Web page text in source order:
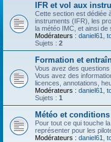
IFR et vol aux
Cette section est dédiée
instruments (IFR), les
la météo IMC, et ainsi de
Modérateurs : daniel61
Sujets : 2
Formation et
Vous avez des
Vous avez des
licences, annotations,
Modérateurs : daniel61
Sujets : 1
Météo et conditions
Pour tout ce qui touche
représenter pour les
Modérateurs : daniel61